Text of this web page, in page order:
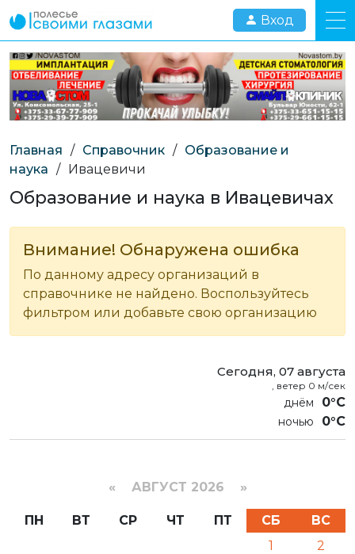
Вход
Главная / Справочник / Образование и
наука / Ивацевичи
Образование и наука в Ивацевичах
Внимание! Обнаружена ошибка
По данному адресу организаций в
справочнике не найдено. Воспользуйтесь
фильтром или добавьте свою организацию
Сегодня, 07 августа
, ветер 0 м/сек
0°C
0°C
« АВГУСТ 2026 »
ПН ВТ СР ЧТ ПТ СБ
ВС
1
2